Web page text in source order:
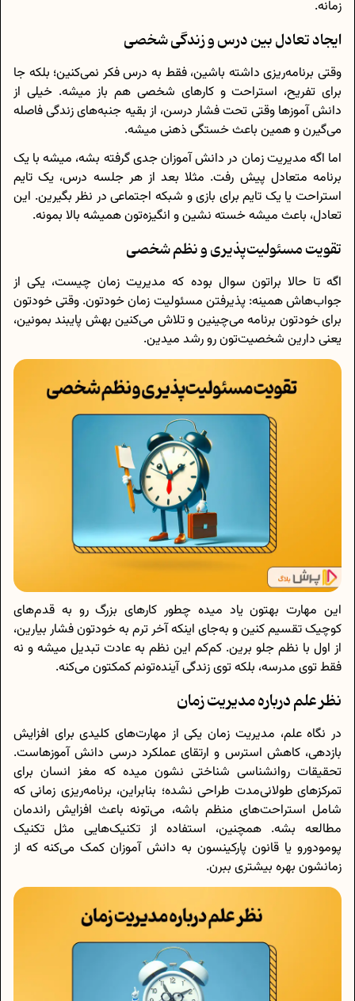
زمانه.
ایجاد تعادل بین درس و زندگی شخصی
وقتی برنامه‌ریزی داشته باشین، فقط به درس فکر نمی‌کنین؛ بلکه جا
برای تفریح، استراحت و کارهای شخصی هم باز میشه. خیلی از
دانش آموزها وقتی تحت فشار درسن، از بقیه جنبه‌های زندگی فاصله
می‌گیرن و همین باعث خستگی ذهنی میشه.
اما اگه مدیریت زمان در دانش آموزان جدی گرفته بشه، میشه با یک
برنامه متعادل پیش رفت. مثلا بعد از هر جلسه درس، یک تایم
استراحت یا یک تایم برای بازی و شبکه اجتماعی در نظر بگیرین. این
تعادل، باعث میشه خسته نشین و انگیزه‌تون همیشه بالا بمونه.
تقویت مسئولیت‌پذیری و نظم شخصی
اگه تا حالا براتون سوال بوده که مدیریت زمان چیست، یکی از
جواب‌هاش همینه: پذیرفتن مسئولیت زمان خودتون. وقتی خودتون
برای خودتون برنامه می‌چینین و تلاش می‌کنین بهش پایبند بمونین،
یعنی دارین شخصیت‌تون رو رشد میدین.
این مهارت بهتون یاد میده چطور کارهای بزرگ رو به قدم‌های
کوچیک تقسیم کنین و به‌جای اینکه آخر ترم به خودتون فشار بیارین،
از اول با نظم جلو برین. کم‌کم این نظم به عادت تبدیل میشه و نه
فقط توی مدرسه، بلکه توی زندگی آینده‌تونم کمکتون می‌کنه.
نظر علم درباره مدیریت زمان
در نگاه علم، مدیریت زمان یکی از مهارت‌های کلیدی برای افزایش
بازدهی، کاهش استرس و ارتقای عملکرد درسی دانش آموزهاست.
تحقیقات روانشناسی شناختی نشون میده که مغز انسان برای
تمرکزهای طولانی‌مدت طراحی نشده؛ بنابراین، برنامه‌ریزی زمانی که
شامل استراحت‌های منظم باشه، می‌تونه باعث افزایش راندمان
مطالعه بشه. همچنین، استفاده از تکنیک‌هایی مثل تکنیک
پومودورو یا قانون پارکینسون به دانش آموزان کمک می‌کنه که از
زمانشون بهره بیشتری ببرن.